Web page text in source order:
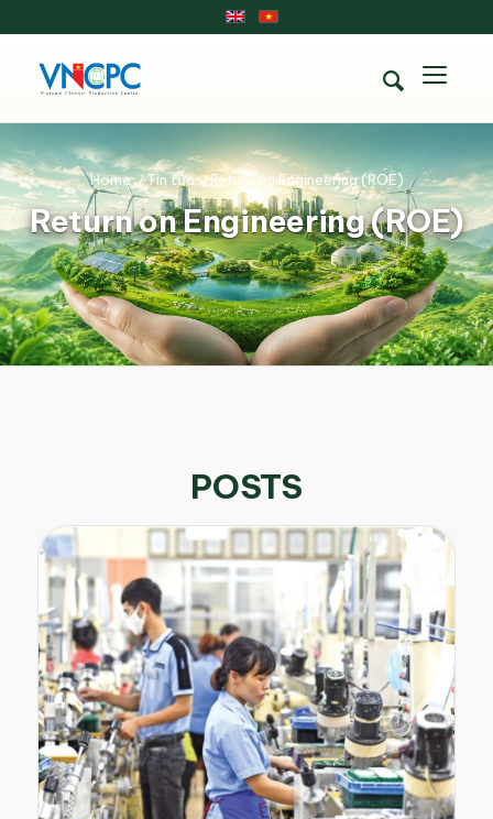
Return on Engineering (ROE)
Home /Tin tức /Return on Engineering (ROE)
POSTS